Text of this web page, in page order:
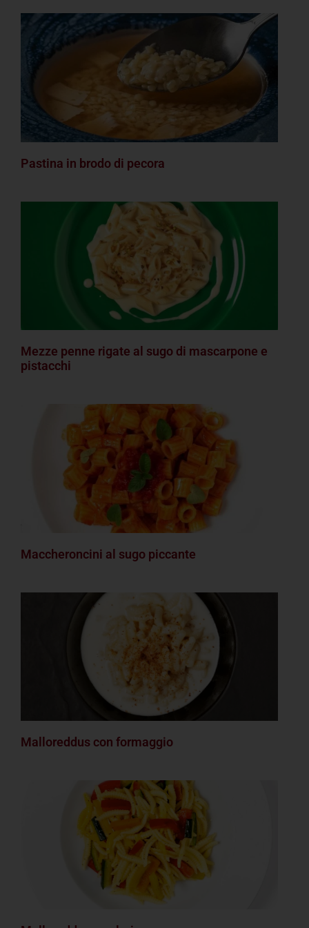
Pastina in brodo di pecora
Mezze penne rigate al sugo di mascarpone e
pistacchi
Maccheroncini al sugo piccante
Malloreddus con formaggio